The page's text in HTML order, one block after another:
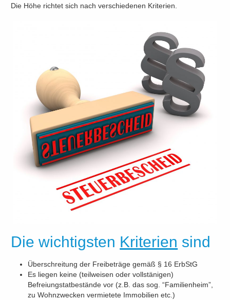
Die Höhe richtet sich nach verschiedenen Kriterien.
Die wichtigsten Kriterien sind
Überschreitung der Freibeträge gemäß § 16 ErbStG
Es liegen keine (teilweisen oder vollstänigen)
Befreiungstatbestände vor (z.B. das sog. “Familienheim”,
zu Wohnzwecken vermietete Immobilien etc.)